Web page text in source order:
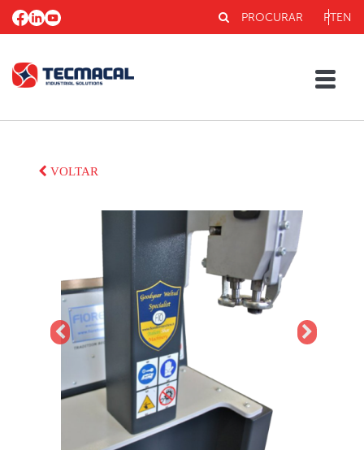
EN
PT
PROCURAR
VOLTAR